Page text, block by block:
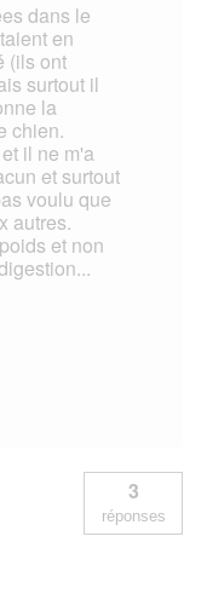
dans le
en
(ils ont
surtout il
la
chien.
il ne m'a
et surtout
voulu que
autres.
et non
3
réponses